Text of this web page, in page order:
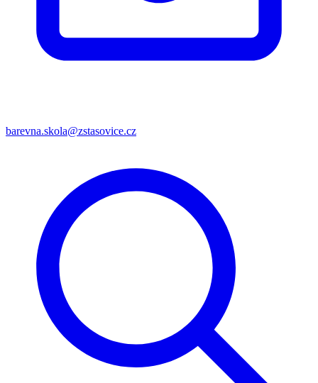
barevna.skola@zstasovice.cz